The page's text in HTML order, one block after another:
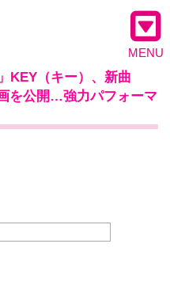
MENU
KEY（キー）、新曲
を公開…強力パフォーマ